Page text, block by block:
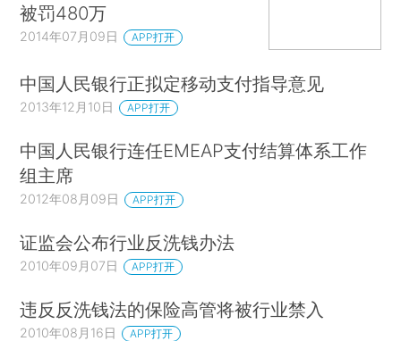
被罚480万
2014年07月09日 APP打开
中国人民银行正拟定移动支付指导意见
2013年12月10日 APP打开
中国人民银行连任EMEAP支付结算体系工作
组主席
2012年08月09日 APP打开
证监会公布行业反洗钱办法
2010年09月07日 APP打开
违反反洗钱法的保险高管将被行业禁入
2010年08月16日 APP打开